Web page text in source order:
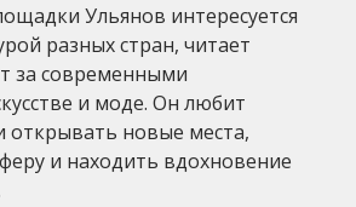
Ульянов интересуется
разных стран, читает
за современными
и моде. Он любит
открывать новые места,
и находить вдохновение